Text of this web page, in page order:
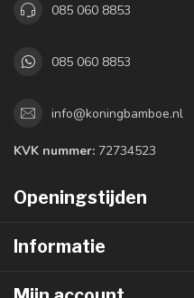
085 060 8853
085 060 8853
info@koningbamboe.nl
KVK nummer: 72734523
Openingstijden
Informatie